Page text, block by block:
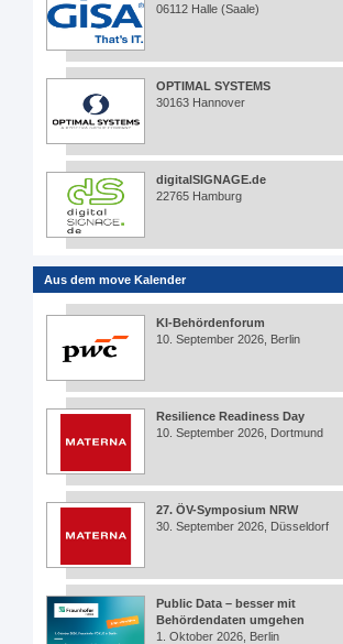
06112 Halle (Saale)
OPTIMAL SYSTEMS
30163 Hannover
digitalSIGNAGE.de
22765 Hamburg
Aus dem move Kalender
KI-Behördenforum
10. September 2026, Berlin
Resilience Readiness Day
10. September 2026, Dortmund
27. ÖV-Symposium NRW
30. September 2026, Düsseldorf
Public Data – besser mit
Behördendaten umgehen
1. Oktober 2026, Berlin